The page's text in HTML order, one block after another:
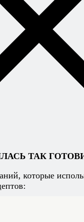
Алексея Онегина
для мангала и
— для
как песня. И хотя
встроенные грили
Избранные
сборник
ТАК
которые